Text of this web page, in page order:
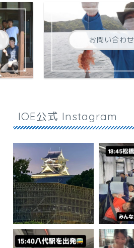
お問い合わせ
IOE公式 Instagram